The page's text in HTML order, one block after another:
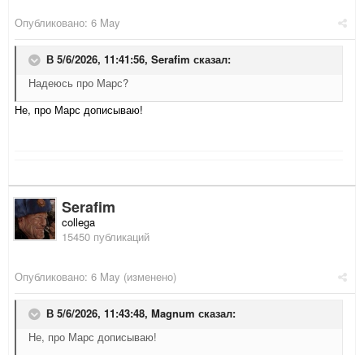
Опубликовано: 6 May
В 5/6/2026, 11:41:56, Serafim сказал:
Надеюсь про Марс?
Не, про Марс дописываю!
Serafim
collega
15450 публикаций
Опубликовано: 6 May (изменено)
В 5/6/2026, 11:43:48, Magnum сказал:
Не, про Марс дописываю!